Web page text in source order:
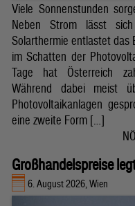
Viele Sonnenstunden
Neben Strom lässt
Solarthermie entlastet das
im Schatten der
Tage hat Österreich
Während dabei meist
Photovoltaikanlagen
eine zweite Form […]
Großhandelspreise
6. August 2026, Wien